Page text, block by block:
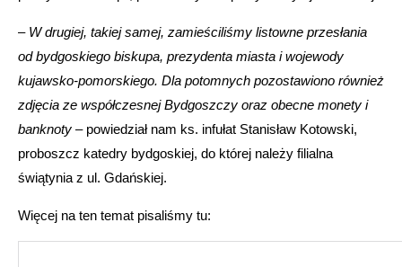
– W drugiej, takiej samej, zamieściliśmy listowne przesłania
od bydgoskiego biskupa, prezydenta miasta i wojewody
kujawsko-pomorskiego. Dla potomnych pozostawiono również
zdjęcia ze współczesnej Bydgoszczy oraz obecne monety i
banknoty – powiedział nam ks. infułat Stanisław Kotowski,
proboszcz katedry bydgoskiej, do której należy filialna
świątynia z ul. Gdańskiej.
Więcej na ten temat pisaliśmy tu: